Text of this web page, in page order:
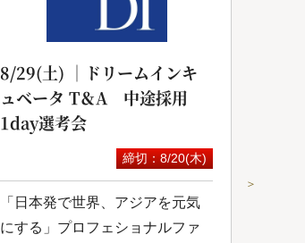
8/29(土) ｜ドリームインキ
ュベータ T＆A 中途採用
1day選考会
締切：8/20(木)
「日本発で世界、アジアを元気
にする」プロフェショナルファ
＞